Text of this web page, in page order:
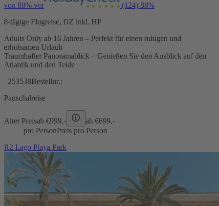
von 88% vor (124) 88%
8-tägige Flugreise, DZ inkl. HP
Adults Only ab 16 Jahren – Perfekt für einen ruhigen und
erholsamen Urlaub
Traumhafter Panoramablick – Genießen Sie den Ausblick auf den
Atlantik und den Teide
253538Bestellnr.:
Pauschalreise
Alter Preisab €999,- ab €699,-
pro PersonPreis pro Person
R2 Lago Playa Park